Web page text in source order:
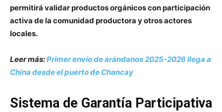
permitirá validar productos orgánicos con participación
activa de la comunidad productora y otros actores
locales.
Leer más:Primer envío de arándanos 2025-2026 llega a
China desde el puerto de Chancay
Sistema de Garantía Participativa